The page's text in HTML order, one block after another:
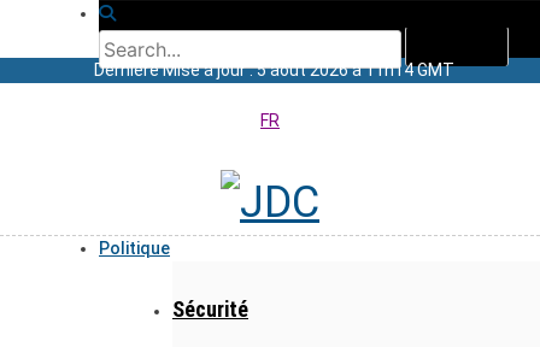
Dernière Mise à jour : 5 août 2026 à 11h14 GMT
FR
Politique
Sécurité